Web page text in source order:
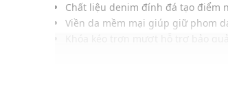
Chất liệu denim đính đá tạo điểm
Viền da mềm mại giúp giữ phom